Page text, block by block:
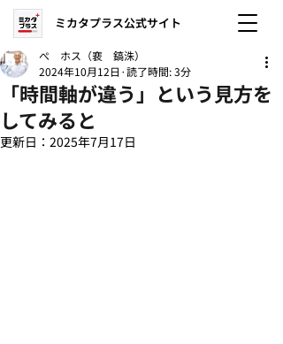
ミカタプラス公式サイト
「時間軸が違う」という見方を
してみると
ぺ ホス（裵 鎬洙）
2024年10月12日 読了時間: 3分
更新日： 2025年7月17日